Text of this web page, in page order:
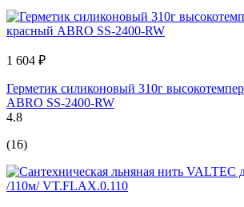
1 604 ₽
Герметик силиконовый 310г
ABRO SS-2400-RW
4.8
(16)